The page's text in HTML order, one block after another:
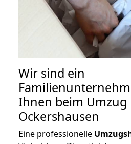
Wir sind ein
Ihnen beim Umzug
Ockershausen
Eine professionelle